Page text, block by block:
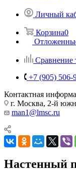
Личный
Корзина0
Сравнение
+7 (905) 506-
Контактная
г. Москва, 2-й
man1@lmsc.ru
Настенный